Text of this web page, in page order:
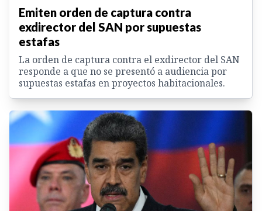
Emiten orden de captura contra
exdirector del SAN por supuestas
estafas
La orden de captura contra el exdirector del SAN
responde a que no se presentó a audiencia por
supuestas estafas en proyectos habitacionales.